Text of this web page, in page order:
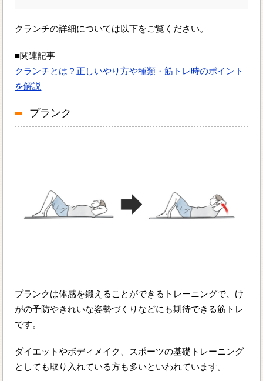
クランチの詳細については以下をご覧ください。
■関連記事
クランチとは？正しいやり方や種類・筋トレ時のポイント
を解説
プランク
プランクは体感を鍛えることができるトレーニングで、け
がの予防やきれいな姿勢づくりなどにも期待できる筋トレ
です。
ダイエットやボディメイク、スポーツの基礎トレーニング
としても取り入れている方も多いといわれています。